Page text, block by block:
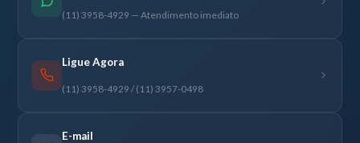
(11) 3958-4929 — Atendimento imediato
Ligue Agora
(11) 3958-4929 / (11) 3957-0498
E-mail